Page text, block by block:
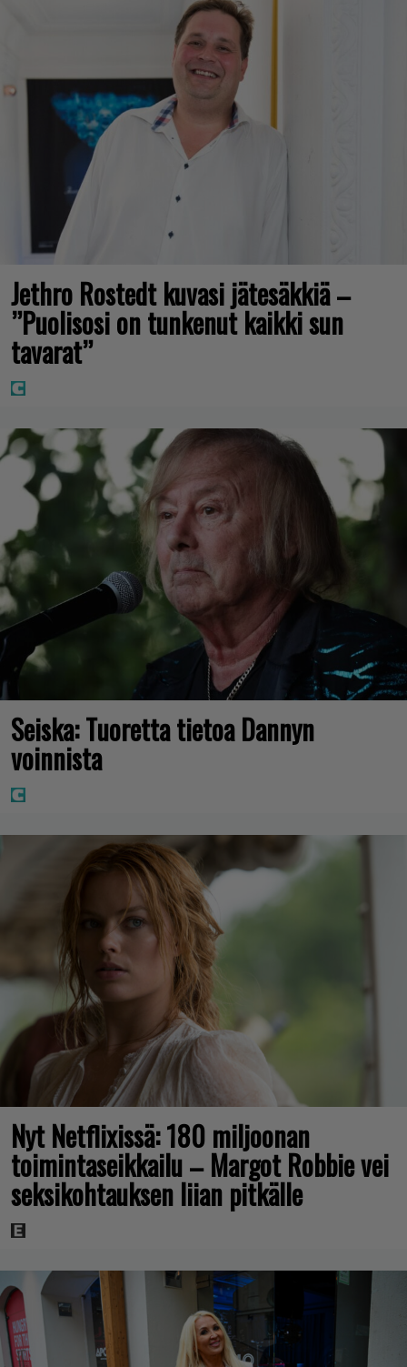
Jethro Rostedt kuvasi jätesäkkiä –
”Puolisosi on tunkenut kaikki sun
tavarat”
Seiska: Tuoretta tietoa Dannyn
voinnista
Nyt Netflixissä: 180 miljoonan
toimintaseikkailu – Margot Robbie vei
seksikohtauksen liian pitkälle